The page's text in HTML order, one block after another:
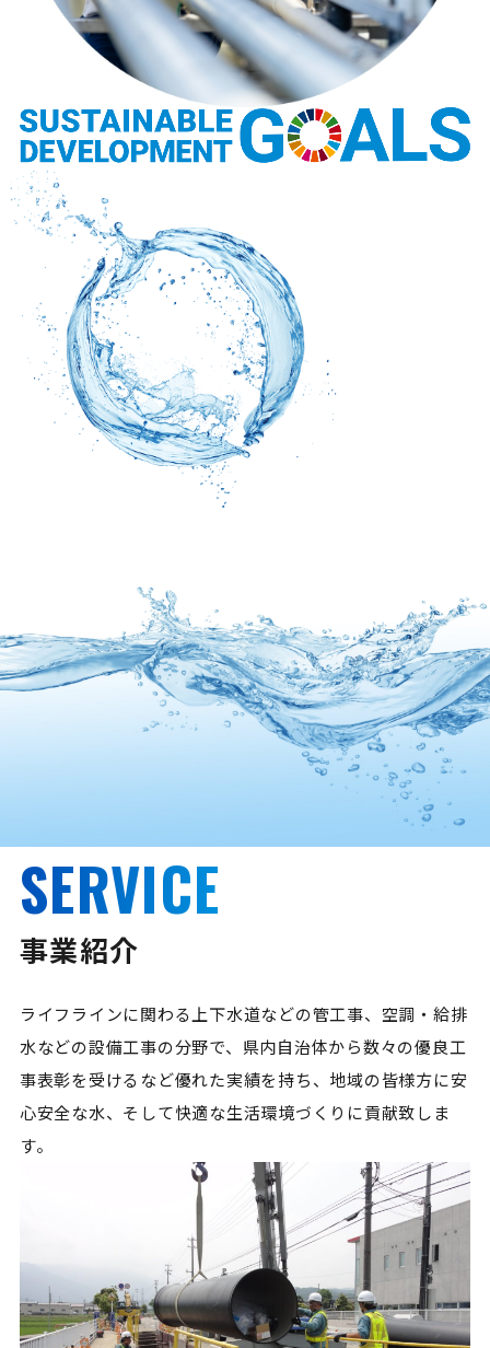
SERVICE
事業紹介
ライフラインに関わる上下水道などの管工事、空調・給排
水などの設備工事の分野で、県内自治体から数々の優良工
事表彰を受けるなど優れた実績を持ち、地域の皆様方に安
心安全な水、そして快適な生活環境づくりに貢献致しま
す。